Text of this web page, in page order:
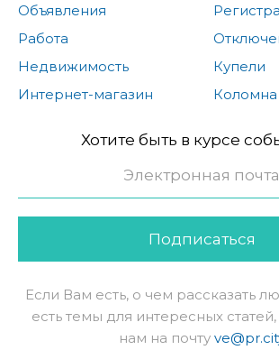
Объявления
Работа
Недвижимость
Интернет-магазин
Купели
Хотите быть в курсе
Подписаться
Если Вам есть, о чем рассказать
есть темы для интересных
нам на почту